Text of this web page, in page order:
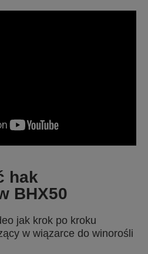
hak
BHX50
jak krok po kroku
w wiązarce do winorośli